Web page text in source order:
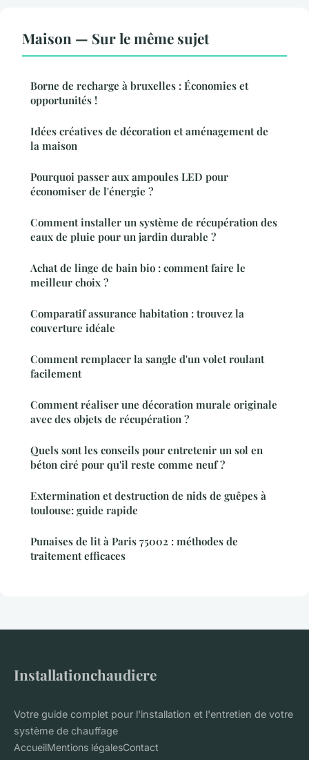
Maison — Sur le même sujet
Borne de recharge à bruxelles : Économies et
opportunités !
Idées créatives de décoration et aménagement de
la maison
Pourquoi passer aux ampoules LED pour
économiser de l'énergie ?
Comment installer un système de récupération des
eaux de pluie pour un jardin durable ?
Achat de linge de bain bio : comment faire le
meilleur choix ?
Comparatif assurance habitation : trouvez la
couverture idéale
Comment remplacer la sangle d'un volet roulant
facilement
Comment réaliser une décoration murale originale
avec des objets de récupération ?
Quels sont les conseils pour entretenir un sol en
béton ciré pour qu'il reste comme neuf ?
Extermination et destruction de nids de guêpes à
toulouse: guide rapide
Punaises de lit à Paris 75002 : méthodes de
traitement efficaces
Installationchaudiere
Votre guide complet pour l'installation et l'entretien de votre
système de chauffage
AccueilMentions légalesContact